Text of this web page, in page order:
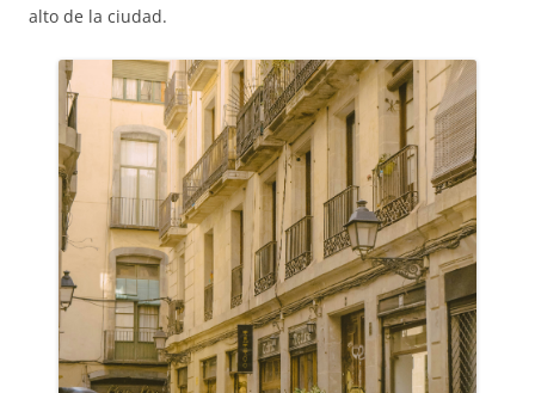
alto de la ciudad.